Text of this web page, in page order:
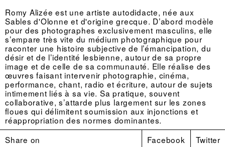
Romy Alizée est une artiste autodidacte, née aux
Sables d'Olonne et d'origine grecque. D’abord modèle
pour des photographes exclusivement masculins, elle
s’empare très vite du médium photographique pour
raconter une histoire subjective de l’émancipation, du
désir et de l’identité lesbienne, autour de sa propre
image et de celle de sa communauté. Elle réalise des
œuvres faisant intervenir photographie, cinéma,
performance, chant, radio et écriture, autour de sujets
intimement liés à sa vie. Sa pratique, souvent
collaborative, s’attarde plus largement sur les zones
floues qui délimitent soumission aux injonctions et
réappropriation des normes dominantes.
Share on
Facebook Twitter